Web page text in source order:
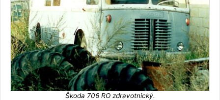
Škoda 706 RO zdravotnický.